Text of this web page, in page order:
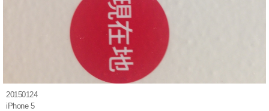
20150124
iPhone 5